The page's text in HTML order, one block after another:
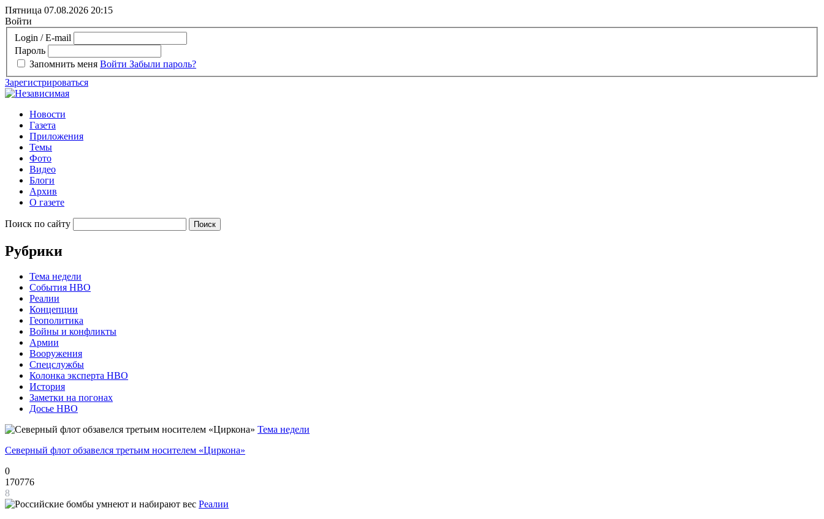
Пятница 07.08.2026 20:15
Войти
Login / E-mail
Пароль
Запомнить меня Войти Забыли пароль?
Зарегистрироваться
Новости
Газета
Приложения
Темы
Фото
Видео
Блоги
Архив
О газете
Поиск по сайту
Рубрики
Тема недели
События НВО
Реалии
Концепции
Геополитика
Войны и конфликты
Армии
Вооружения
Спецслужбы
Колонка эксперта НВО
История
Заметки на погонах
Досье НВО
Тема недели
Северный флот обзавелся третьим носителем «Циркона»
0
170776
8
Реалии